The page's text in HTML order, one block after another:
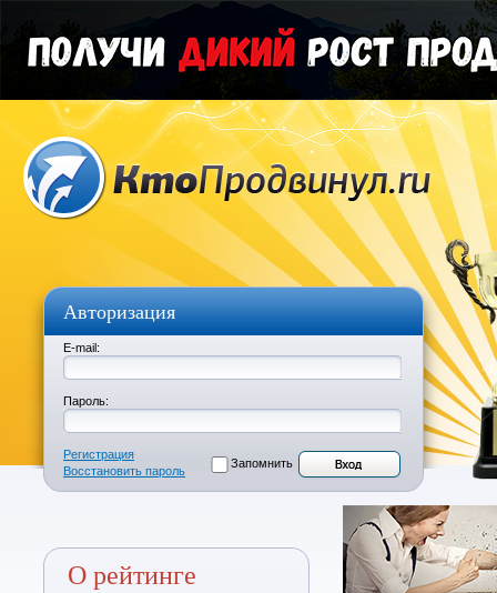
Авторизация
E-mail:
Пароль:
Регистрация
Восстановить пароль
Запомнить
О рейтинге